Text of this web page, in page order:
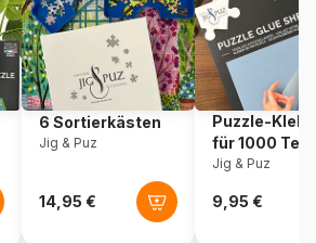
5 Teile
23 x 23 cm
Holz
6 Sortierkästen
Jig & Puz
Puzzle-
für 1000
Jig & Puz